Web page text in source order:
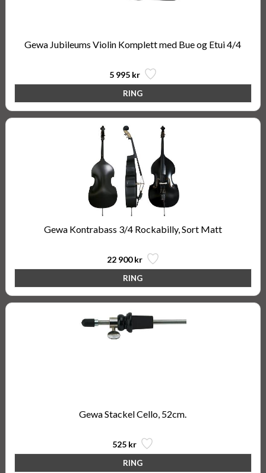
Gewa Jubileums Violin Komplett med Bue og Etui 4/4
5 995 kr
Gewa Kontrabass 3/4 Rockabilly, Sort Matt
22 900 kr
Gewa Stackel Cello, 52cm.
525 kr